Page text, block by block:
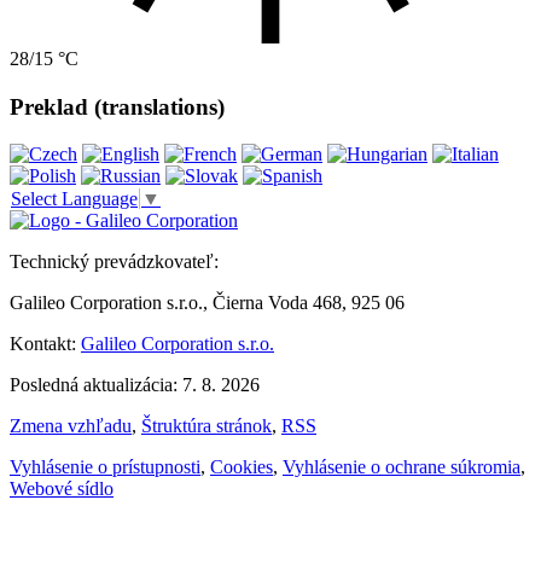
28/15 °C
Preklad (translations)
Select Language ▼
Technický prevádzkovateľ:
Galileo Corporation s.r.o., Čierna Voda 468, 925 06
Kontakt: Galileo Corporation s.r.o.
Posledná aktualizácia: 7. 8. 2026
Zmena vzhľadu, Štruktúra stránok, RSS
Vyhlásenie o prístupnosti, Cookies, Vyhlásenie o ochrane súkromia,
Webové sídlo